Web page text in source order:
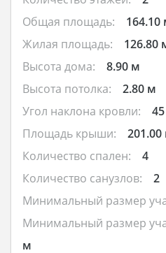
Общая площадь:
164.10
Жилая площадь: 126.80
Высота дома:
8.90 м
Высота потолка:
2.80 м
Угол наклона кровли:
45
Площадь крыши:
201.00
Количество спален:
4
Количество санузлов:
2
Минимальный размер
Минимальный размер
м